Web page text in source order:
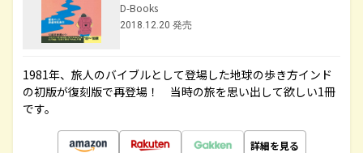
D-Books
2018.12.20 発売
1981年、旅人のバイブルとして登場した地球の歩き方インド
の初版が復刻版で再登場！ 当時の旅を思い出して欲しい1冊
です。
詳細を見る